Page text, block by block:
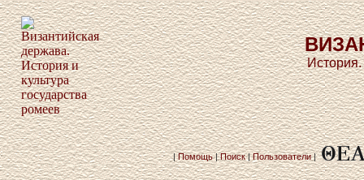
|Помощь|Поиск|Пользователи|